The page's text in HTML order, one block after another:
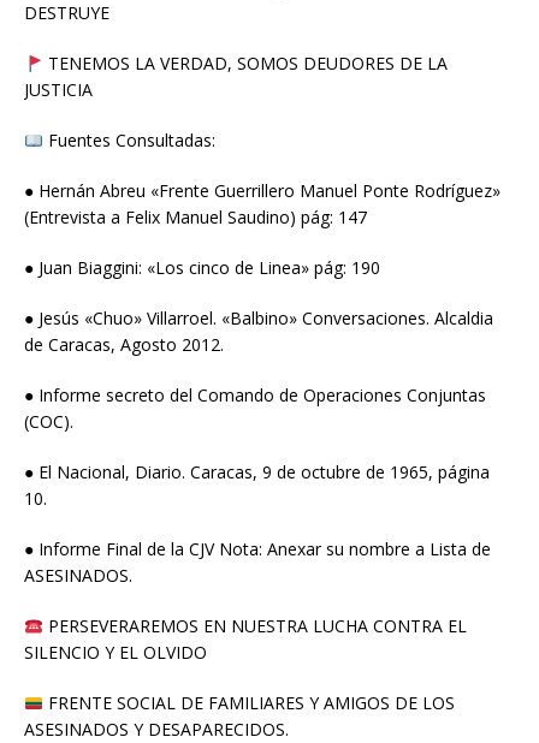
DESTRUYE
TENEMOS LA VERDAD, SOMOS DEUDORES DE LA
JUSTICIA
Fuentes Consultadas:
● Hernán Abreu «Frente Guerrillero Manuel Ponte Rodríguez»
(Entrevista a Felix Manuel Saudino) pág: 147
● Juan Biaggini: «Los cinco de Linea» pág: 190
● Jesús «Chuo» Villarroel. «Balbino» Conversaciones. Alcaldia
de Caracas, Agosto 2012.
● Informe secreto del Comando de Operaciones Conjuntas
(COC).
● El Nacional, Diario. Caracas, 9 de octubre de 1965, página
10.
● Informe Final de la CJV Nota: Anexar su nombre a Lista de
ASESINADOS.
PERSEVERAREMOS EN NUESTRA LUCHA CONTRA EL
SILENCIO Y EL OLVIDO
FRENTE SOCIAL DE FAMILIARES Y AMIGOS DE LOS
ASESINADOS Y DESAPARECIDOS.